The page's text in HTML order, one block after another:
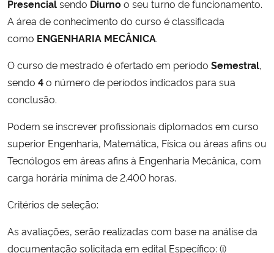
Controladoria-Geral da União
Secretaria-Geral
Gabinete de Segurança Institucional
Advocacia-Geral da União
Banco Central do Brasil
Planalto
Presencialsendo Diurnoo seu turno de funcionamento.
A área de conhecimento do curso é classificada
como ENGENHARIA MECÂNICA.
O curso de mestrado é ofertado em período Semestral,
sendo 4o número de períodos indicados para sua
conclusão.
Podem se inscrever profissionais diplomados em curso
superior Engenharia, Matemática, Física ou áreas afins ou
Tecnólogos em áreas afins à Engenharia Mecânica, com
carga horária mínima de 2.400 horas.
Critérios de seleção:
As avaliações, serão realizadas com base na análise da
documentação solicitada em edital Específico: (i)